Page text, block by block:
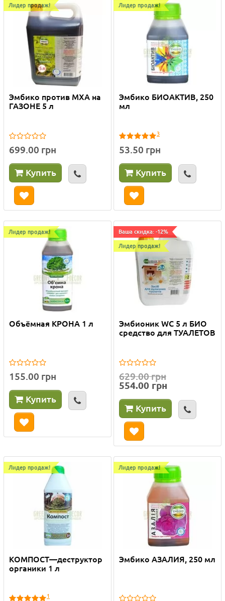
Лидер продаж!
Эмбико против МХА на
ГАЗОНЕ 5 л
699.00 грн
Купить
Лидер продаж!
Эмбико БИОАКТИВ, 250
мл
3
53.50 грн
Купить
Лидер продаж!
Объёмная КРОНА 1 л
155.00 грн
Купить
Ваша скидка: -12%
Лидер продаж!
Эмбионик WC 5 л БИО
средство для ТУАЛЕТОВ
629.00 грн
554.00 грн
Купить
Лидер продаж!
КОМПОСТ—деструктор
органики 1 л
1
Лидер продаж!
Эмбико АЗАЛИЯ, 250 мл